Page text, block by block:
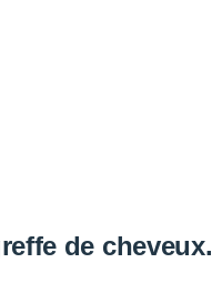
de cheveux.